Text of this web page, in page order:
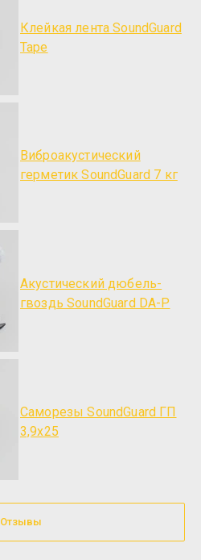
Клейкая лента SoundGuard
Tape
Виброакустический
герметик SoundGuard 7 кг
Акустический дюбель-
гвоздь SoundGuard DA-P
Саморезы SoundGuard ГП
3,9х25
Отзывы